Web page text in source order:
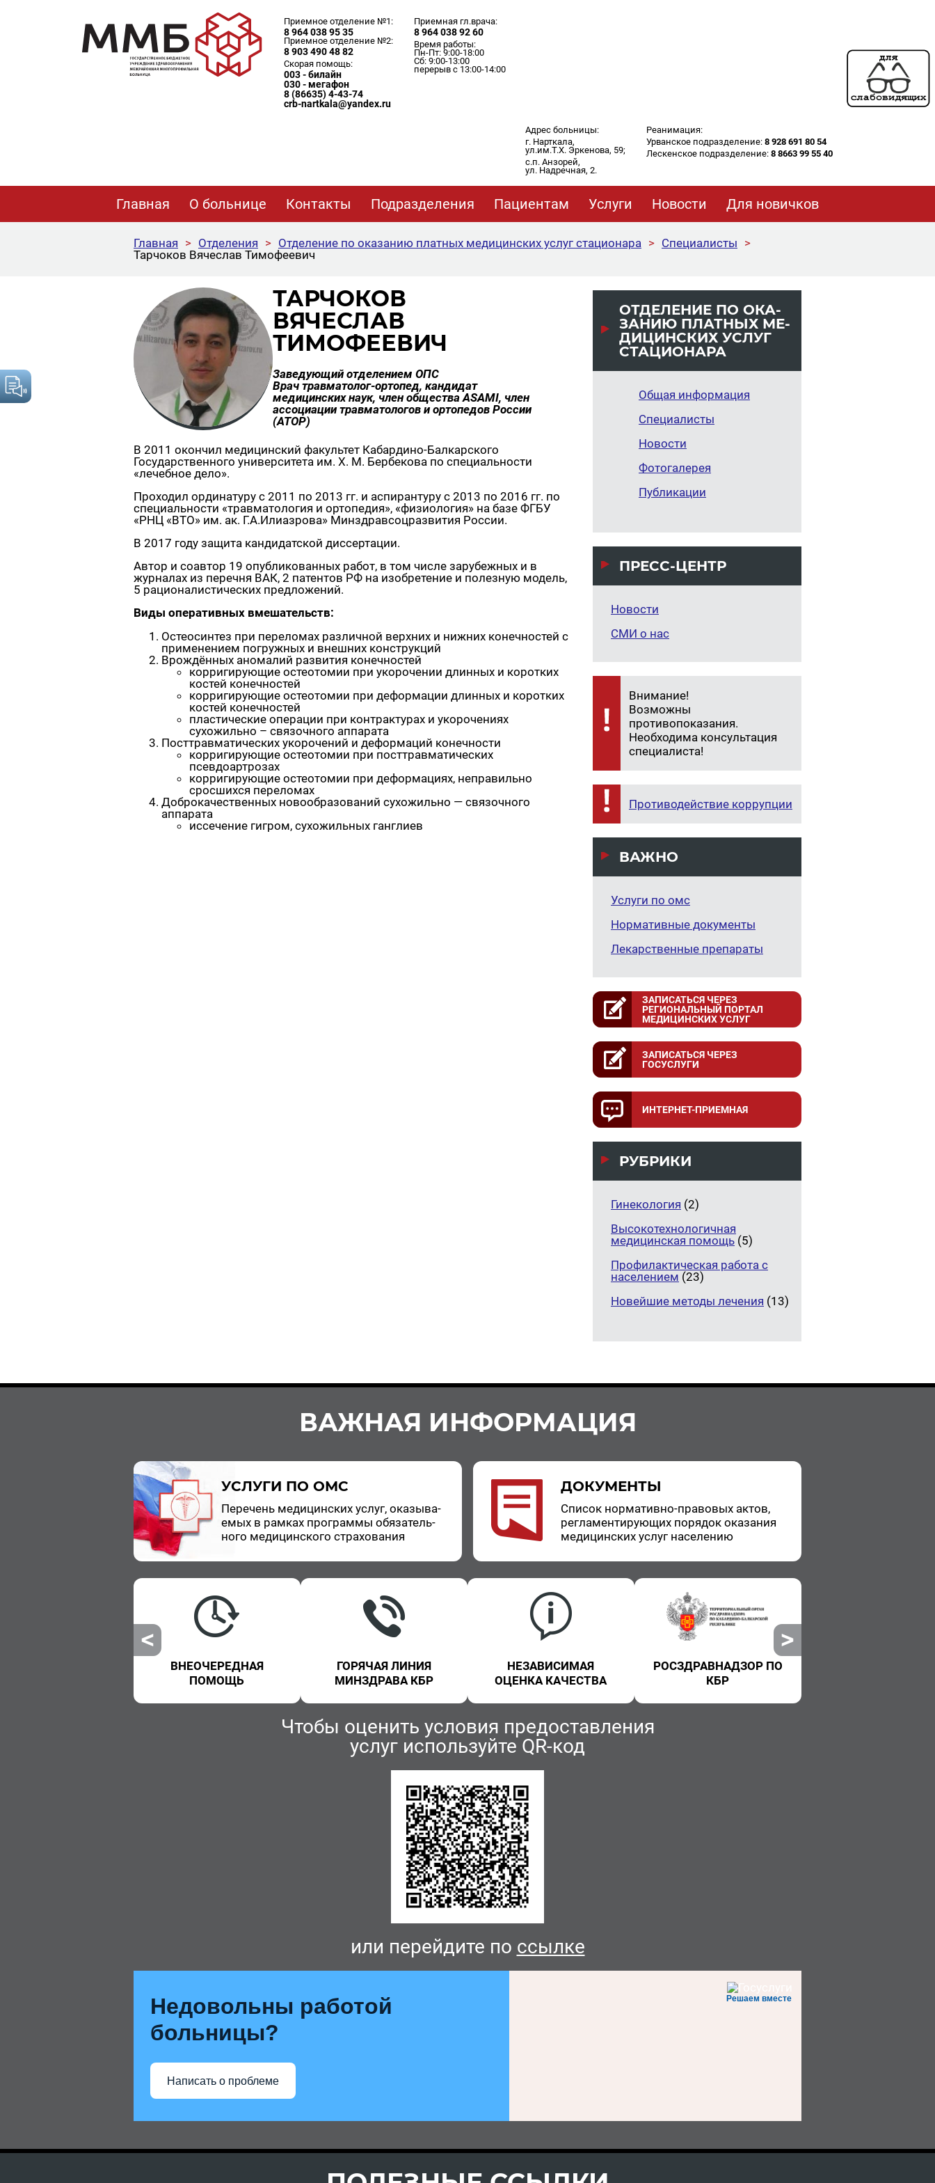
Приемное отделение №1:
8 964 038 95 35
Приемное отделение №2:
8 903 490 48 82
Скорая помощь:
003 - билайн
030 - мегафон
8 (86635) 4-43-74
crb-nartkala@yandex.ru
Приемная гл.врача:
8 964 038 92 60
Время работы:
Пн-Пт: 9:00-18:00
Сб: 9:00-13:00
перерыв с 13:00-14:00
Адрес больницы:
г. Нарткала,
ул.им.Т.Х. Эркенова, 59;
с.п. Анзорей,
ул. Надречная, 2.
Реанимация:
Урванское подразделение: 8 928 691 80 54
Лескенское подразделение: 8 8663 99 55 40
Главная О больнице Контакты Подразделения Пациентам Услуги Новости Для новичков
Главная > Отделения > Отделение по оказанию платных медицинских услуг стационара > Специалисты >
Тарчоков Вячеслав Тимофеевич
ТАРЧОКОВ
ВЯЧЕСЛАВ
ТИМОФЕЕВИЧ
Заведующий отделением ОПС
Врач травматолог-ортопед, кандидат
медицинских наук, член общества ASAMI, член
ассоциации травматологов и ортопедов России
(АТОР)
В 2011 окончил медицинский факультет Кабардино-Балкарского
Государственного университета им. Х. М. Бербекова по специальности
«лечебное дело».
Проходил ординатуру с 2011 по 2013 гг. и аспирантуру с 2013 по 2016 гг. по
специальности «травматология и ортопедия», «физиология» на базе ФГБУ
«РНЦ «ВТО» им. ак. Г.А.Илиазрова» Минздравсоцразвития России.
В 2017 году защита кандидатской диссертации.
Автор и соавтор 19 опубликованных работ, в том числе зарубежных и в
журналах из перечня ВАК, 2 патентов РФ на изобретение и полезную модель,
5 рационалистических предложений.
Виды оперативных вмешательств:
Остеосинтез при переломах различной верхних и нижних конечностей с
применением погружных и внешних конструкций
Врождённых аномалий развития конечностей
корригирующие остеотомии при укорочении длинных и коротких
костей конечностей
корригирующие остеотомии при деформации длинных и коротких
костей конечностей
пластические операции при контрактурах и укорочениях
сухожильно – связочного аппарата
Посттравматических укорочений и деформаций конечности
корригирующие остеотомии при посттравматических
псевдоартрозах
корригирующие остеотомии при деформациях, неправильно
сросшихся переломах
Доброкачественных новообразований сухожильно — связочного
аппарата
иссечение гигром, сухожильных ганглиев
ОТ­ДЕ­ЛЕ­НИЕ ПО ОКА­
ЗА­НИЮ ПЛАТ­НЫХ МЕ­
ДИ­ЦИН­СКИХ УСЛУГ
СТА­ЦИ­О­НА­РА
Общая информация
Специалисты
Новости
Фотогалерея
Публикации
ПРЕСС-ЦЕНТР
Новости
СМИ о нас
Внимание!
Возможны
противопоказания.
Необходима консультация
специалиста!
Противодействие коррупции
ВАЖНО
Услуги по омс
Нормативные документы
Лекарственные препараты
ЗАПИСАТЬСЯ ЧЕРЕЗ
РЕГИОНАЛЬНЫЙ ПОРТАЛ
МЕДИЦИНСКИХ УСЛУГ
ЗАПИСАТЬСЯ ЧЕРЕЗ
ГОСУСЛУГИ
ИНТЕРНЕТ-ПРИЕМНАЯ
РУБРИКИ
Гинекология (2)
Высокотехнологичная
медицинская помощь (5)
Профилактическая работа с
населением (23)
Новейшие методы лечения (13)
ВАЖНАЯ ИНФОРМАЦИЯ
УСЛУГИ ПО ОМС
Пе­ре­чень ме­ди­цин­ских услуг, ока­зы­ва­
е­мых в рам­ках про­грам­мы обя­за­тель­
но­го ме­ди­цин­ско­го стра­хо­ва­ния
ДОКУМЕНТЫ
Спи­сок нор­ма­тив­но-пра­во­вых актов,
ре­гла­мен­ти­ру­ю­щих по­ря­док ока­за­ния
ме­ди­цин­ских услуг на­се­ле­нию
ВНЕОЧЕРЕДНАЯ
ПОМОЩЬ
ГОРЯЧАЯ ЛИНИЯ
МИНЗДРАВА КБР
НЕЗАВИСИМАЯ
ОЦЕНКА КАЧЕСТВА
РОСЗДРАВНАДЗОР ПО
КБР
Чтобы оценить условия предоставления
услуг используйте QR-код
или перейдите по ссылке
Решаем вместе
Недовольны работой
больницы?
Написать о проблеме